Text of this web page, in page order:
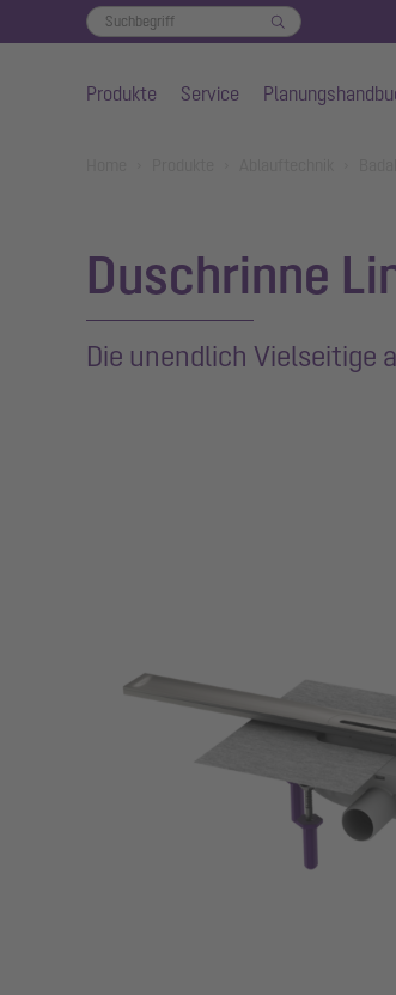
Produkte Service
Duschrinne
Die unendlich Vielseitige